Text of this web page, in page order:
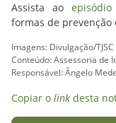
Assista ao
formas de
Imagens: Divulgação/TJSC
Conteúdo: Assessoria de
Responsável: Ângelo
Copiar o link desta